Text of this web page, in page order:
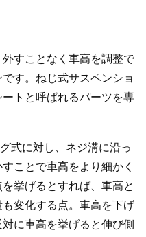
すことなく車高を調整で
す。ねじ式サスペンショ
トと呼ばれるパーツを専
式に対し、ネジ溝に沿っ
ことで車高をより細かく
挙げるとすれば、車高と
変化する点。車高を下げ
に車高を挙げると伸び側